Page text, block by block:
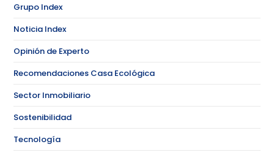
Grupo Index
Noticia Index
Opinión de Experto
Recomendaciones Casa Ecológica
Sector Inmobiliario
Sostenibilidad
Tecnología